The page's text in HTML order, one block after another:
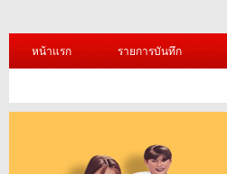
หน้าแรก รายการบันทึก